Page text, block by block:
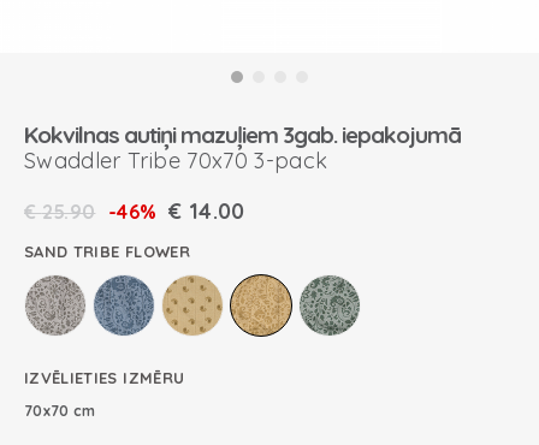
Kokvilnas autiņi mazuļiem 3gab. iepakojumā
Swaddler Tribe 70x70 3-pack
€25.90 -46% € 14.00
SAND TRIBE FLOWER
IZVĒLIETIES IZMĒRU
70x70 cm